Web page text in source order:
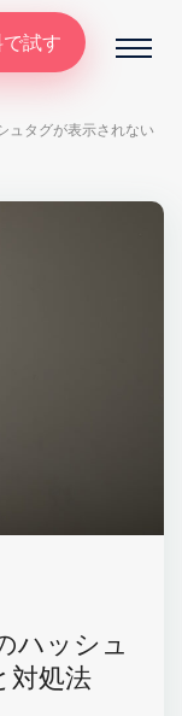
試す
ュタグが表示されない
ハッシュ
対処法